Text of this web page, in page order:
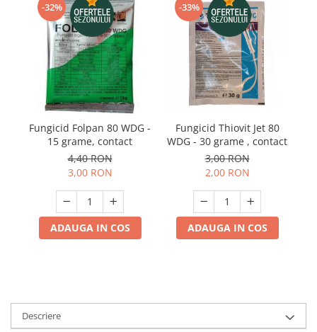
Aparat pentru legat plante cu
banda si capse
Mandrina
Masini pneumatice si hidraulice
Burghie pneumatice
Chei de impact pneumatice
Polizoare unghiulare pneumatice
Polizoare drepte
Antrenoare cu crichet pneumatice
Polizoare pneumatice
Ciocane pneumatice cu dalta
Capsator pneumatic
Freze pneumatice
Accesorii si consumabile scule
pneumatice
-32%
Fungicid Folpan 80 WDG -
15 grame, contact
4,40 RON
3,00 RON
ADAUGA IN COS
-33%
Fungicid Thiovit Jet 80
WDG - 30 grame , contact
3,00 RON
2,00 RON
ADAUGA IN COS
Descriere